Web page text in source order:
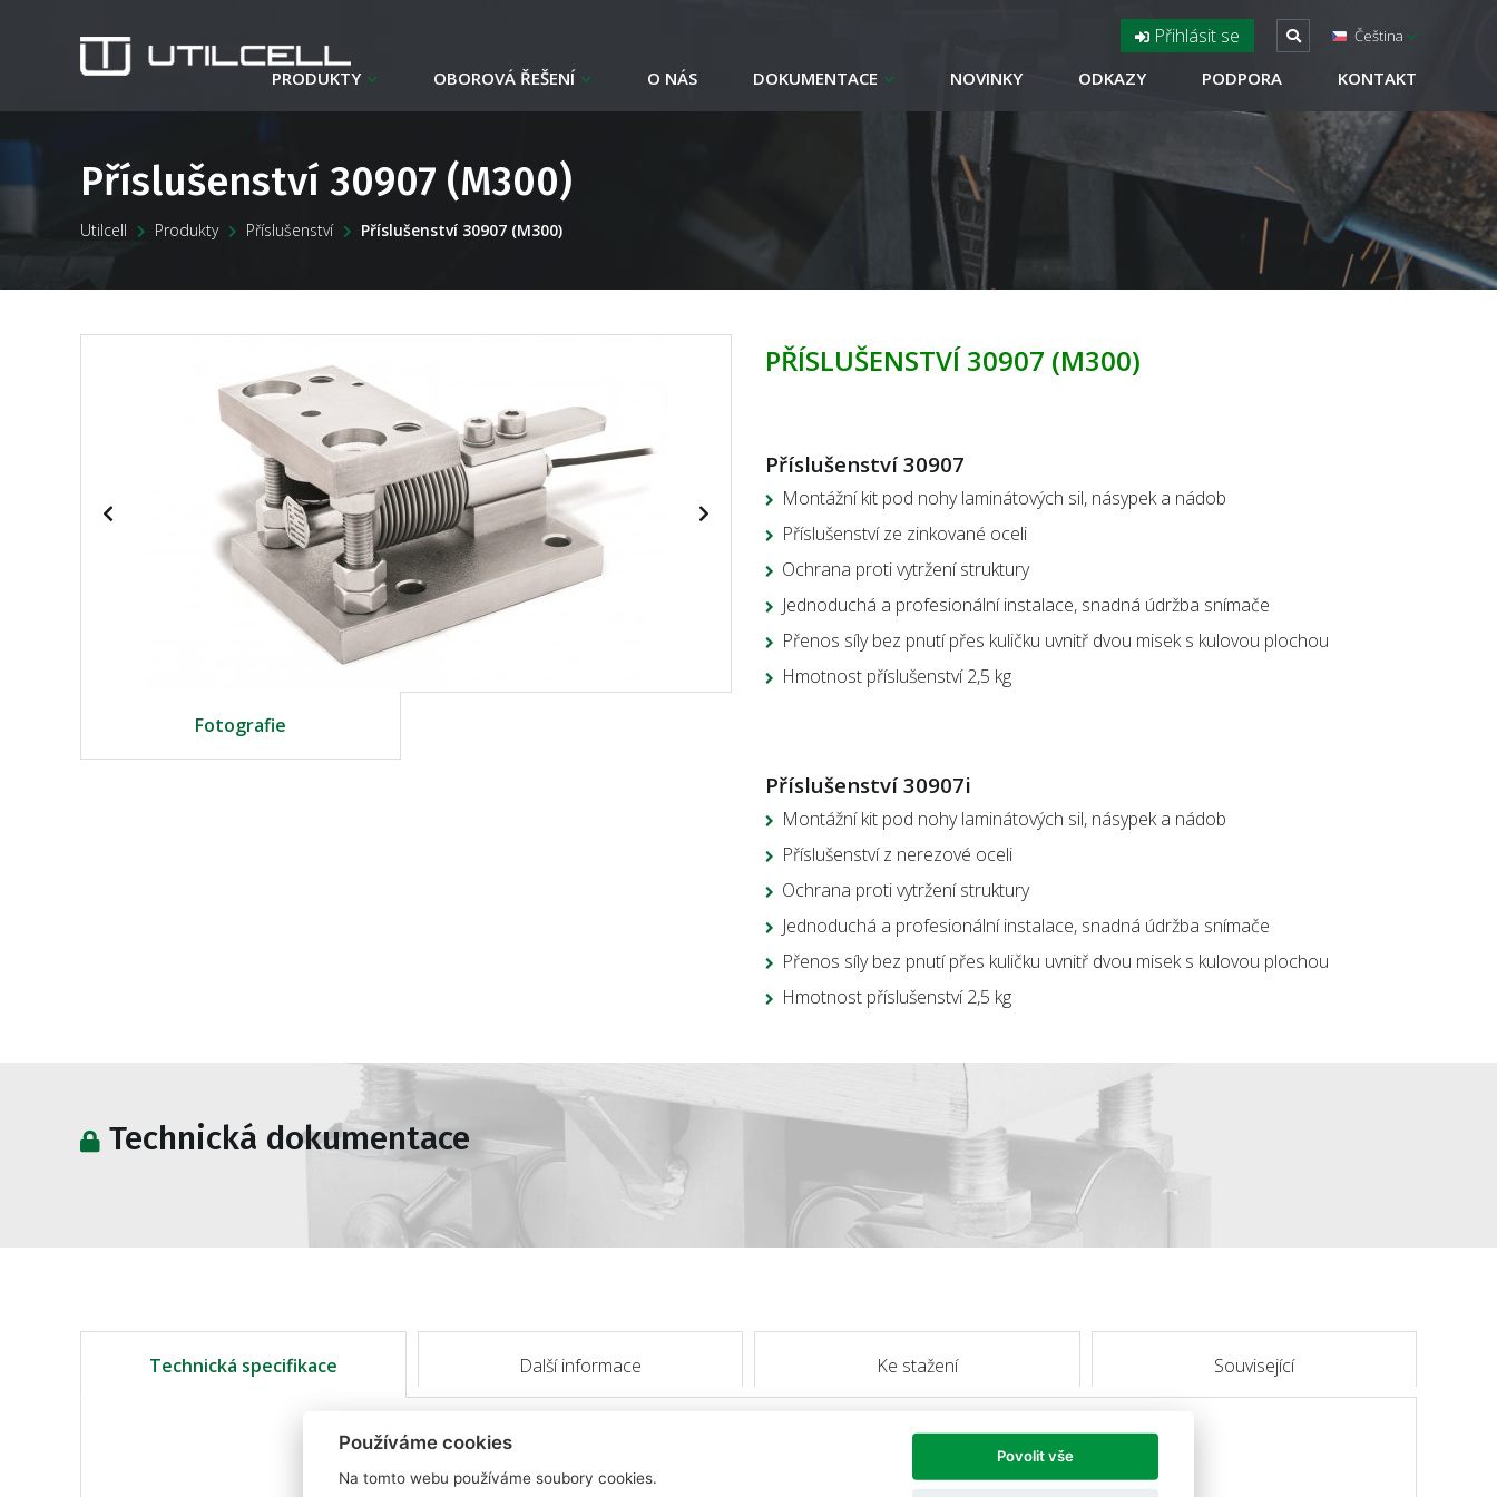
Přihlásit se Čeština
PRODUKTY OBOROVÁ ŘEŠENÍ O NÁS DOKUMENTACE NOVINKY ODKAZY PODPORA KONTAKT
Příslušenství 30907 (M300)
Utilcell Produkty Příslušenství Příslušenství 30907 (M300)
Fotografie
PŘÍSLUŠENSTVÍ 30907 (M300)
Příslušenství 30907
Montážní kit pod nohy laminátových sil, násypek a nádob
Příslušenství ze zinkované oceli
Ochrana proti vytržení struktury
Jednoduchá a profesionální instalace, snadná údržba snímače
Přenos síly bez pnutí přes kuličku uvnitř dvou misek s kulovou plochou
Hmotnost příslušenství 2,5 kg
Příslušenství 30907i
Montážní kit pod nohy laminátových sil, násypek a nádob
Příslušenství z nerezové oceli
Ochrana proti vytržení struktury
Jednoduchá a profesionální instalace, snadná údržba snímače
Přenos síly bez pnutí přes kuličku uvnitř dvou misek s kulovou plochou
Hmotnost příslušenství 2,5 kg
Technická dokumentace
Technická specifikace Další informace Ke stažení Související
Používáme cookies
Na tomto webu používáme soubory cookies.
Povolit vše